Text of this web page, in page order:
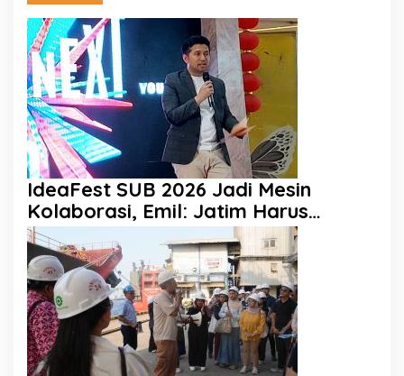
IdeaFest SUB 2026 Jadi Mesin
Kolaborasi, Emil: Jatim Harus
Melahirkan Generasi Baru
Pengusaha